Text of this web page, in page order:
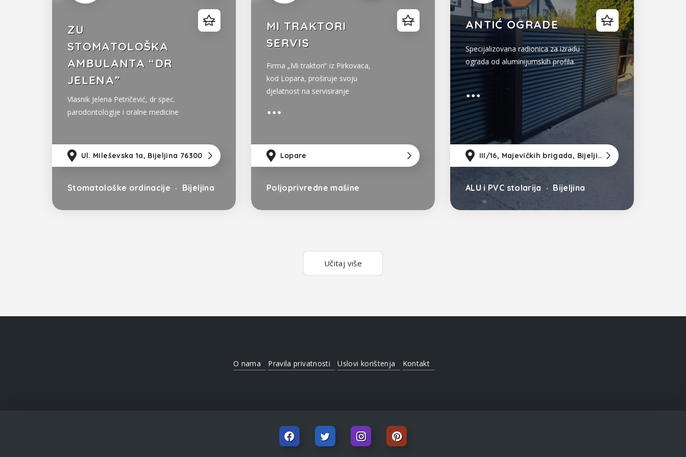
ZU
STOMATOLOŠKA
AMBULANTA “DR
JELENA”
Vlasnik Jelena Petričević, dr spec.
parodontologije i oralne medicine
Ul. Mileševska 1a, Bijeljina 76300 od Sarajevo 49km od Tuzla
Stomatološke ordinacije Bijeljina
MI TRAKTORI
SERVIS
Firma „Mi traktori“ iz Pirkovaca,
kod Lopara, proširuje svoju
djelatnost na servisiranje
Novosagrađene dvije hale imaju
prostora, u kojem se može
istovremeno servisirati 10 mašina i
vanjski prostor za parkiranje i
Lopare od Sarajevo 17km
Poljoprivredne mašine
ANTIĆ OGRADE
Specijalizovana radionica za izradu
ograda od aluminijumskih profila.
III/16, Majevičkih brigada, Bijeljina, Novi Dvorovi 76300
ALU i PVC stolarija Bijeljina
Učitaj više
O nama Pravila privatnosti Uslovi korištenja Kontakt